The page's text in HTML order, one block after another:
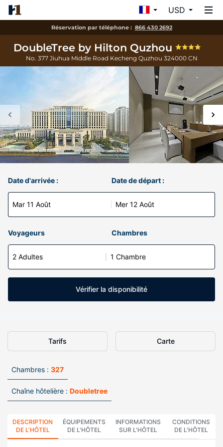
USD
Réservation par téléphone : 866 430 2692
DoubleTree by Hilton Quzhou
No. 377 Jiuhua Middle Road Kecheng Quzhou 324000 CN
Date d'arrivée :
Mar 11 Août
Date de départ :
Mer 12 Août
Voyageurs Chambres
2 Adultes 1 Chambre
Vérifier la disponibilité
Tarifs Carte
Chambres : 327
Chaîne hôtelière : Doubletree
DESCRIPTION
DE L'HÔTEL
ÉQUIPEMENTS
DE L'HÔTEL
INFORMATIONS
SUR L'HÔTEL
CONDITIONS
DE L'HÔTEL